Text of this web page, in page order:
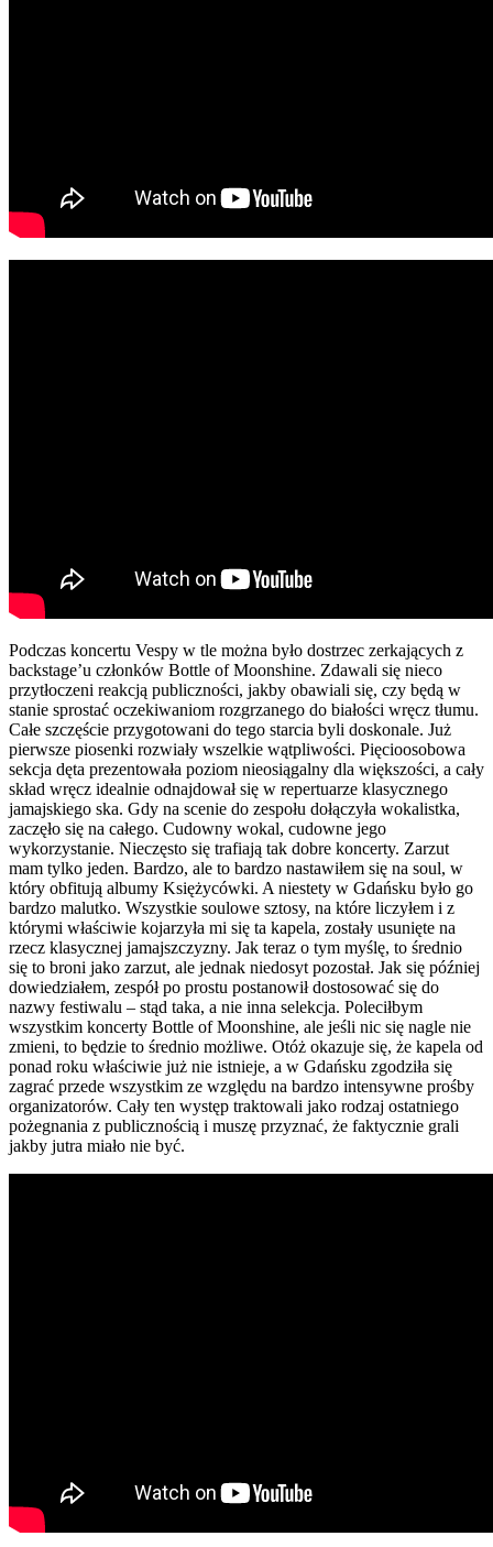
Podczas koncertu Vespy w tle można było dostrzec zerkających z
backstage’u członków Bottle of Moonshine. Zdawali się nieco
przytłoczeni reakcją publiczności, jakby obawiali się, czy będą w
stanie sprostać oczekiwaniom rozgrzanego do białości wręcz tłumu.
Całe szczęście przygotowani do tego starcia byli doskonale. Już
pierwsze piosenki rozwiały wszelkie wątpliwości. Pięcioosobowa
sekcja dęta prezentowała poziom nieosiągalny dla większości, a cały
skład wręcz idealnie odnajdował się w repertuarze klasycznego
jamajskiego ska. Gdy na scenie do zespołu dołączyła wokalistka,
zaczęło się na całego. Cudowny wokal, cudowne jego
wykorzystanie. Nieczęsto się trafiają tak dobre koncerty. Zarzut
mam tylko jeden. Bardzo, ale to bardzo nastawiłem się na soul, w
który obfitują albumy Księżycówki. A niestety w Gdańsku było go
bardzo malutko. Wszystkie soulowe sztosy, na które liczyłem i z
którymi właściwie kojarzyła mi się ta kapela, zostały usunięte na
rzecz klasycznej jamajszczyzny. Jak teraz o tym myślę, to średnio
się to broni jako zarzut, ale jednak niedosyt pozostał. Jak się później
dowiedziałem, zespół po prostu postanowił dostosować się do
nazwy festiwalu – stąd taka, a nie inna selekcja. Poleciłbym
wszystkim koncerty Bottle of Moonshine, ale jeśli nic się nagle nie
zmieni, to będzie to średnio możliwe. Otóż okazuje się, że kapela od
ponad roku właściwie już nie istnieje, a w Gdańsku zgodziła się
zagrać przede wszystkim ze względu na bardzo intensywne prośby
organizatorów. Cały ten występ traktowali jako rodzaj ostatniego
pożegnania z publicznością i muszę przyznać, że faktycznie grali
jakby jutra miało nie być.